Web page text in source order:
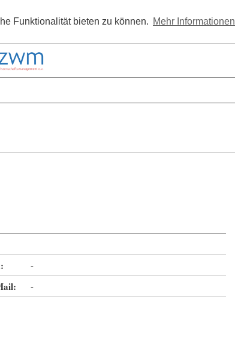
Funktionalität bieten zu können. Mehr Informationen
Kostenlos registrieren
-
-